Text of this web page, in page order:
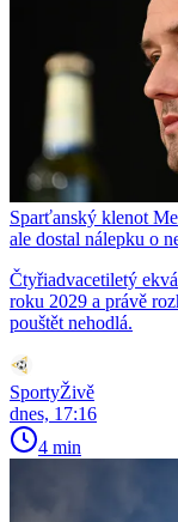
Sparťanský klenot
ale dostal nálepku o
Čtyřiadvacetiletý
roku 2029 a právě
pouštět nehodlá.
SportyŽivě
dnes, 17:16
4 min